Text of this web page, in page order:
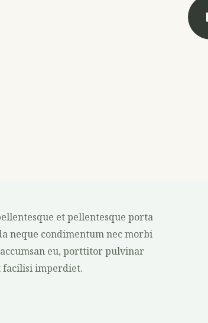
et pellentesque porta
neque condimentum nec morbi
eu, porttitor pulvinar
facilisi imperdiet.